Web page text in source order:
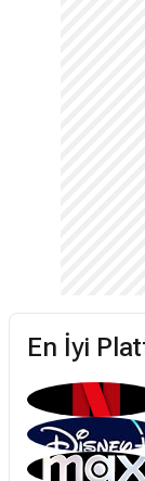
En İyi